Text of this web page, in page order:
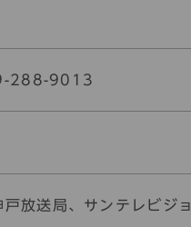
288-9013
放送局、サンテレビジ